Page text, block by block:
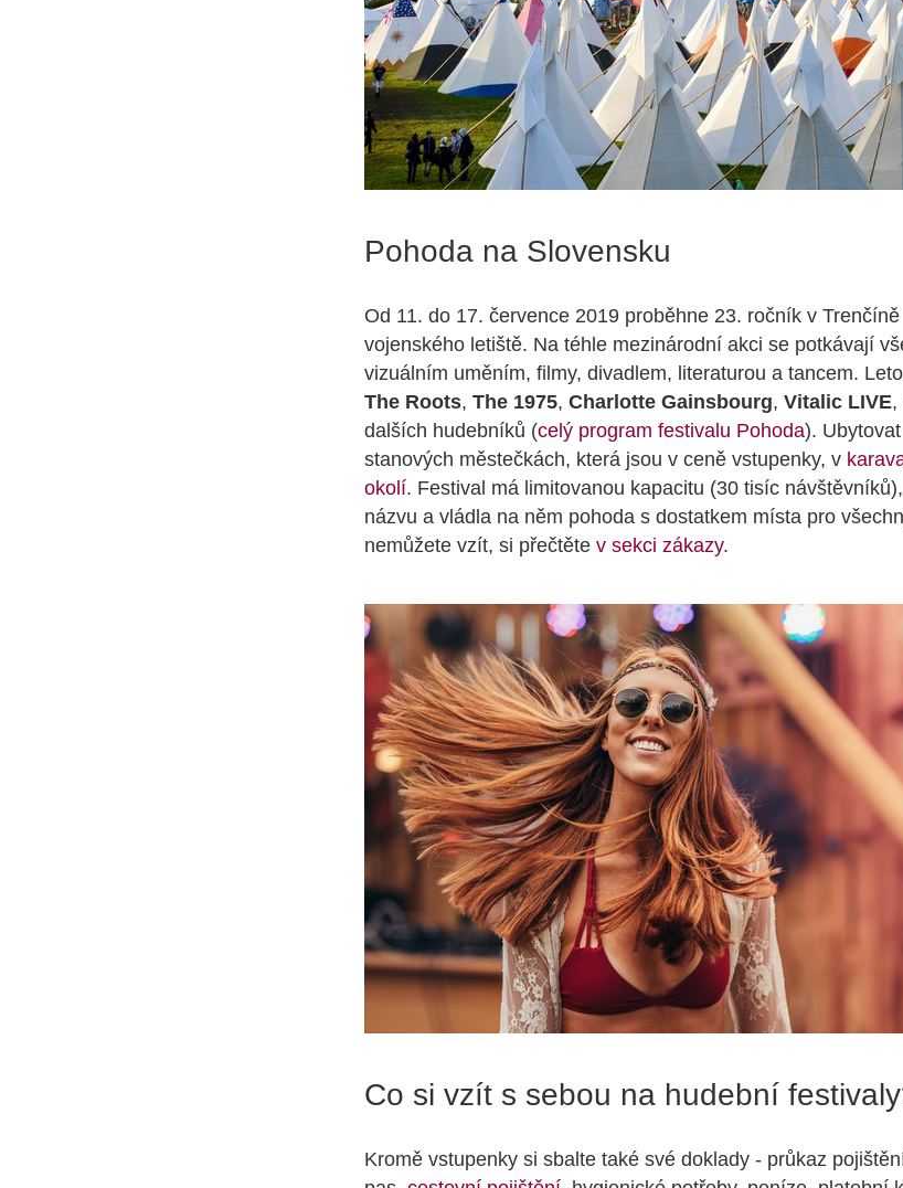
Pohoda na Slovensku
Od 11. do 17. července 2019 proběhne 23. ročník v
vojenského letiště. Na téhle mezinárodní akci se potkávají
vizuálním uměním, filmy, divadlem, literaturou a tancem.
The Roots, The 1975, Charlotte Gainsbourg, Vitalic LIVE,
dalších hudebníků (celý program festivalu Pohoda).
stanových městečkách, která jsou v ceně vstupenky, v
okolí. Festival má limitovanou kapacitu (30 tisíc
názvu a vládla na něm pohoda s dostatkem místa pro
nemůžete vzít, si přečtěte v sekci zákazy.
Co si vzít s sebou na hudební
Kromě vstupenky si sbalte také své doklady - průkaz